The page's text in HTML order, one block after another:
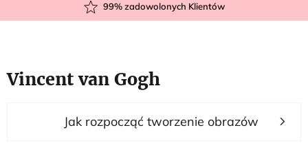
99% zadowolonych Klientów
Vincent van Gogh
Jak rozpocząć tworzenie obrazów